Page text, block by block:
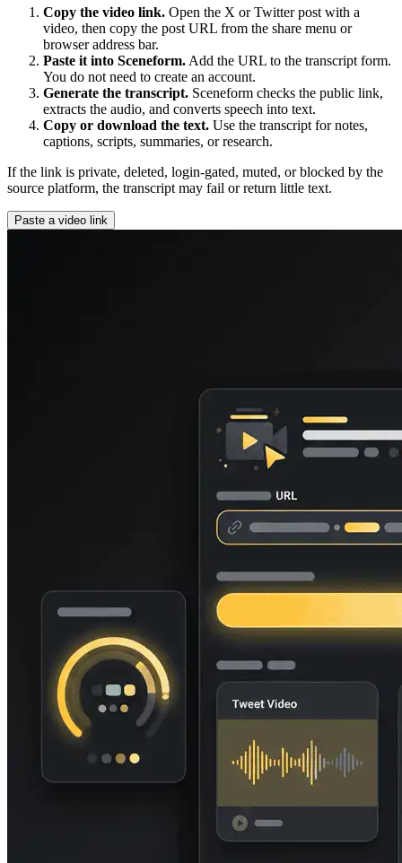
Copy the video link. Open the X or Twitter post with a
video, then copy the post URL from the share menu or
browser address bar.
Paste it into Sceneform. Add the URL to the transcript form.
You do not need to create an account.
Generate the transcript. Sceneform checks the public link,
extracts the audio, and converts speech into text.
Copy or download the text. Use the transcript for notes,
captions, scripts, summaries, or research.
If the link is private, deleted, login-gated, muted, or blocked by the
source platform, the transcript may fail or return little text.
Paste a video link